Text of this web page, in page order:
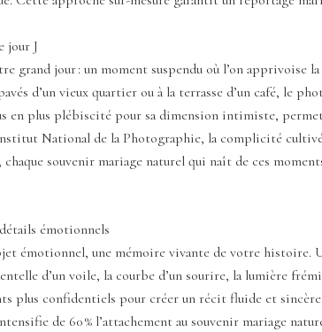
jour J
grand jour : un moment suspendu où l’on
d’un vieux quartier ou à la terrasse d’un café, le
en plus plébiscité pour sa dimension intimiste,
National de la Photographie, la complicité
souvenir mariage naturel qui naît de ces
émotionnels
émotionnel, une mémoire vivante de votre
d’un voile, la courbe d’un sourire, la lumière
confidentiels pour créer un récit fluide et
de 60 % l’attachement au souvenir mariage